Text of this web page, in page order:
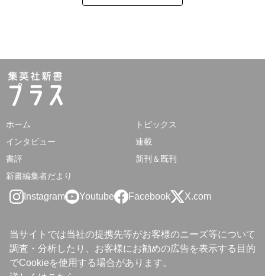
ホーム
トピックス
インタビュー
連載
書評
新刊＆既刊
新書編集者だより
Instagram Youtube Facebook X.com
当サイトでは当社の提携先等がお客様のニーズ等について
調査・分析したり、お客様にお勧めの広告を表示する目的
でCookieを使用する場合があります。